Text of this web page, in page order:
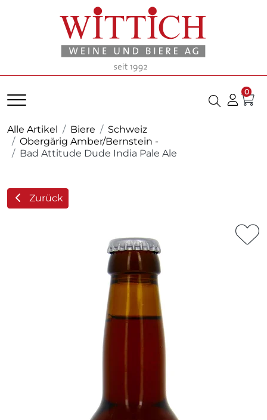
0
Alle Artikel Biere
Schweiz
Obergärig Amber/Bernstein -
Bad Attitude Dude India Pale Ale
Zurück